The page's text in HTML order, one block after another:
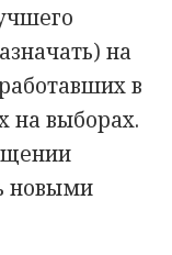
на
в
на выборах.
новыми